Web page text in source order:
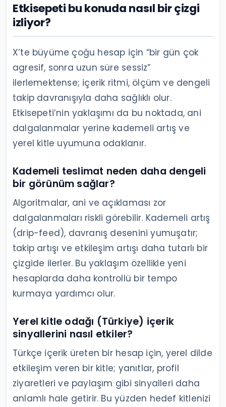
Etkisepeti bu konuda nasıl bir çizgi
izliyor?
X’te büyüme çoğu hesap için “bir gün çok
agresif, sonra uzun süre sessiz”
ilerlemektense; içerik ritmi, ölçüm ve dengeli
takip davranışıyla daha sağlıklı olur.
Etkisepeti’nin yaklaşımı da bu noktada, ani
dalgalanmalar yerine kademeli artış ve
yerel kitle uyumuna odaklanır.
Kademeli teslimat neden daha dengeli
bir görünüm sağlar?
Algoritmalar, ani ve açıklaması zor
dalgalanmaları riskli görebilir. Kademeli artış
(drip-feed), davranış desenini yumuşatır;
takip artışı ve etkileşim artışı daha tutarlı bir
çizgide ilerler. Bu yaklaşım özellikle yeni
hesaplarda daha kontrollü bir tempo
kurmaya yardımcı olur.
Yerel kitle odağı (Türkiye) içerik
sinyallerini nasıl etkiler?
Türkçe içerik üreten bir hesap için, yerel dilde
etkileşim veren bir kitle; yanıtlar, profil
ziyaretleri ve paylaşım gibi sinyalleri daha
anlamlı hale getirir. Bu yüzden hedef kitlenizi